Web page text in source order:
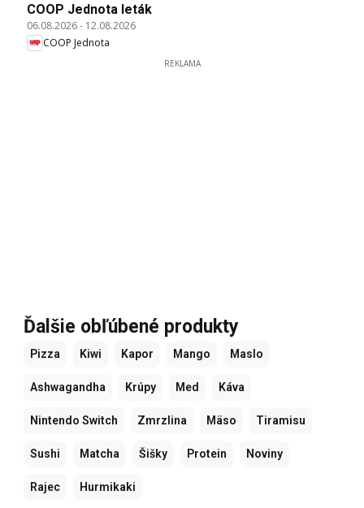
COOP Jednota leták
06.08.2026- 12.08.2026
COOP Jednota
REKLAMA
Ďalšie obľúbené produkty
Pizza Kiwi Kapor Mango Maslo
Ashwagandha Krúpy Med Káva
Nintendo Switch Zmrzlina Mäso Tiramisu
Sushi Matcha Šišky Protein Noviny
Rajec Hurmikaki